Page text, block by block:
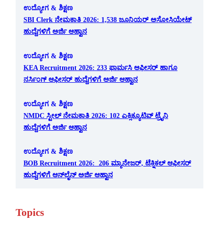
ಉದ್ಯೋಗ & ಶಿಕ್ಷಣ
SBI Clerk ನೇಮಕಾತಿ 2026: 1,538 ಜೂನಿಯರ್ ಅಸೋಸಿಯೇಟ್
ಹುದ್ದೆಗಳಿಗೆ ಅರ್ಜಿ ಆಹ್ವಾನ
ಉದ್ಯೋಗ & ಶಿಕ್ಷಣ
KEA Recruitment 2026: 233 ಫಾರ್ಮಸಿ ಆಫೀಸರ್ ಹಾಗೂ
ನರ್ಸಿಂಗ್ ಆಫೀಸರ್ ಹುದ್ದೆಗಳಿಗೆ ಅರ್ಜಿ ಆಹ್ವಾನ
ಉದ್ಯೋಗ & ಶಿಕ್ಷಣ
NMDC ಸ್ಟೀಲ್ ನೇಮಕಾತಿ 2026: 102 ಎಕ್ಸಿಕ್ಯೂಟಿವ್ ಟ್ರೈನಿ
ಹುದ್ದೆಗಳಿಗೆ ಅರ್ಜಿ ಆಹ್ವಾನ
ಉದ್ಯೋಗ & ಶಿಕ್ಷಣ
BOB Recruitment 2026: 206 ಮ್ಯಾನೇಜರ್, ಟೆಕ್ನಿಕಲ್ ಆಫೀಸರ್
ಹುದ್ದೆಗಳಿಗೆ ಆನ್‌ಲೈನ್ ಅರ್ಜಿ ಆಹ್ವಾನ
Topics